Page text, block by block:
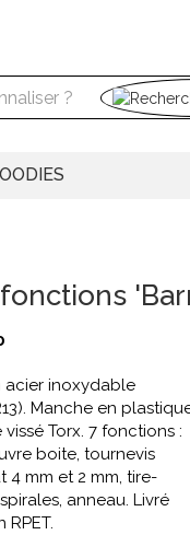
acier inoxydable
Manche en
Torx. 7 fonctions :
boite, tournevis
4 mm et 2 mm, tire-
anneau. Livré